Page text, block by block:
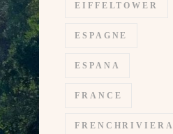
EIFFELTOWER
ESPAGNE
ESPANA
FRANCE
FRENCHRIVIERA